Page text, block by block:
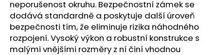
neporušenost okruhu. Bezpečnostní zámek se
dodává standardně a poskytuje další úroveň
bezpečnosti tím, že eliminuje rizika náhodného
rozpojení. Vysoký výkon a robustní konstrukce s
malými vnějšími rozměry z ní činí vhodnou
D
o